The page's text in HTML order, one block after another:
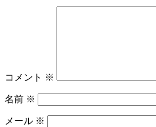
コメント ※
名前 ※
メール ※